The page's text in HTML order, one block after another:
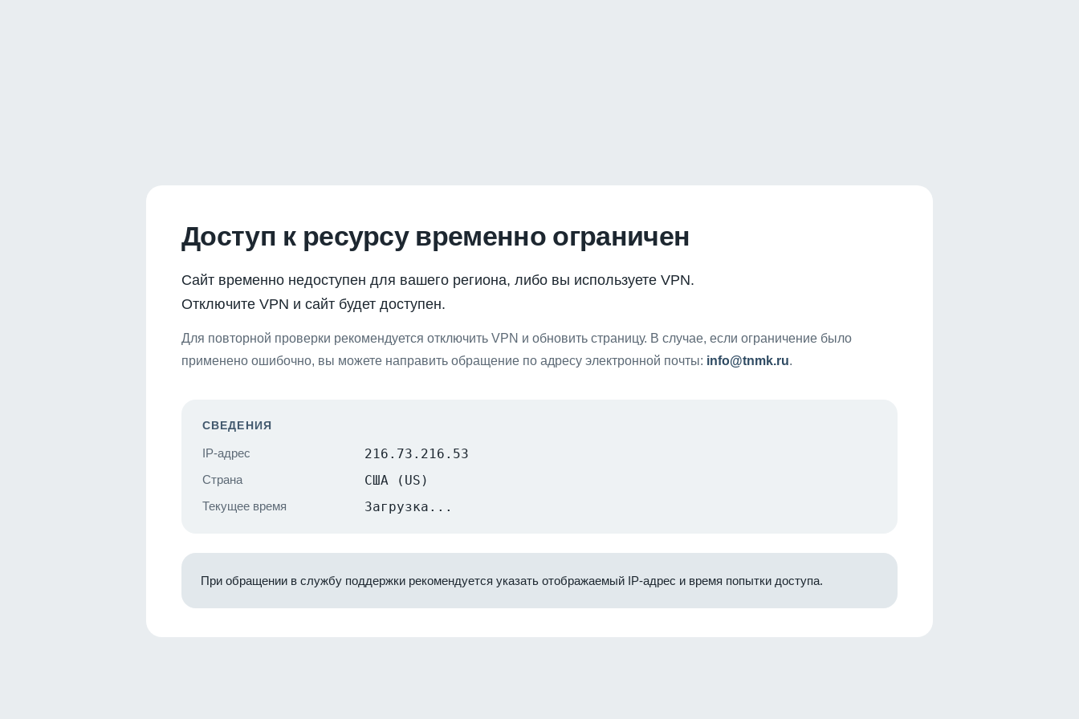
Доступ к ресурсу временно ограничен
Сайт временно недоступен для вашего региона, либо вы используете VPN.
Отключите VPN и сайт будет доступен.
Для повторной проверки рекомендуется отключить VPN и обновить страницу. В случае, если ограничение было
применено ошибочно, вы можете направить обращение по адресу электронной почты: info@tnmk.ru.
СВЕДЕНИЯ
IP-адрес 216.73.216.53
Страна США (US)
Текущее время Загрузка...
При обращении в службу поддержки рекомендуется указать отображаемый IP-адрес и время попытки доступа.